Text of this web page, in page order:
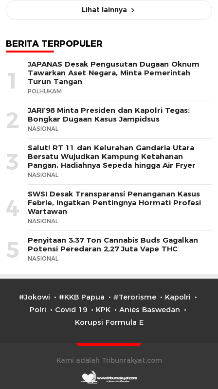
Lihat lainnya
BERITA TERPOPULER
1
JAPANAS Desak Pengusutan Dugaan Oknum
Tawarkan Aset Negara, Minta Pemerintah
Turun Tangan
POLHUKAM
2
JARI’98 Minta Presiden dan Kapolri Tegas:
Bongkar Dugaan Kasus Jampidsus
NASIONAL
3
Salut! RT 11 dan Kelurahan Gandaria Utara
Bersatu Wujudkan Kampung Ketahanan
Pangan, Hadiahnya Sepeda hingga Air Fryer
NASIONAL
4
SWSI Desak Transparansi Penanganan Kasus
Febrie, Ingatkan Pentingnya Hormati Profesi
Wartawan
NASIONAL
5
Penyitaan 3,37 Ton Cannabis Buds Gagalkan
Potensi Peredaran 2,27 Juta Vape THC
NASIONAL
#Jokowi #KKB Papua #Terorisme
Kapolri
Polri
Covid 19 KPK
Anies Baswedan
Korupsi Formula E
Kami adalah Tribunrakyat.com